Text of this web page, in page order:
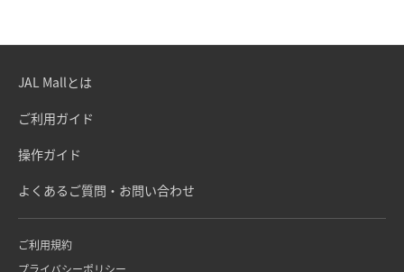
JAL Mallとは
ご利用ガイド
操作ガイド
よくあるご質問・お問い合わせ
ご利用規約
プライバシーポリシー